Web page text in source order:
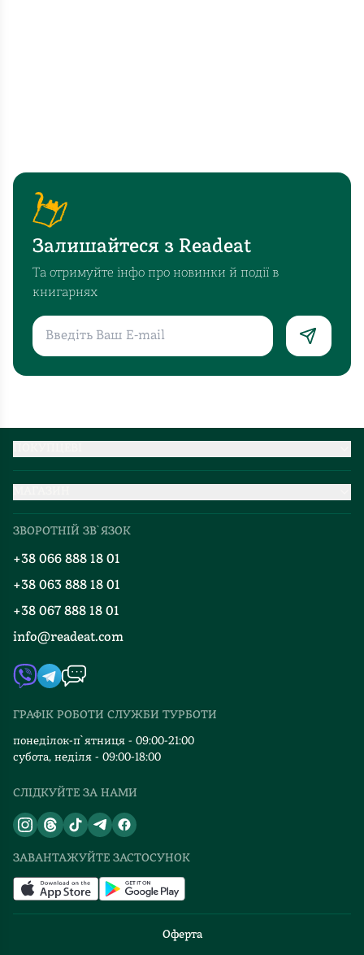
Залишайтеся з Readeat
Та отримуйте інфо про новинки й події в
книгарнях
Добірки
Блог
Події
Книгарні
Контакти
Автори
Видавництва
Відгуки та оцінка RDT
ЗВОРОТНІЙ ЗВ`ЯЗОК
+38 066 888 18 01
+38 063 888 18 01
+38 067 888 18 01
info@readeat.com
ГРАФІК РОБОТИ СЛУЖБИ ТУРБОТИ
понеділок-п`ятниця - 09:00-21:00
субота, неділя - 09:00-18:00
СЛІДКУЙТЕ ЗА НАМИ
ЗАВАНТАЖУЙТЕ ЗАСТОСУНОК
Оферта